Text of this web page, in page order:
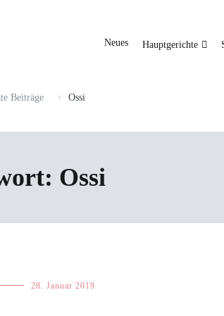
Neues Hauptgerichte
Beiträge Ossi
Ossi
28. Januar 2019